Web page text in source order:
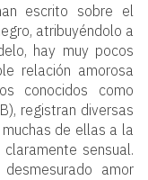
escrito sobre el
atribuyéndolo a
hay muy pocos
relación amorosa
conocidos como
registran diversas
de ellas a la
sensual.
amor